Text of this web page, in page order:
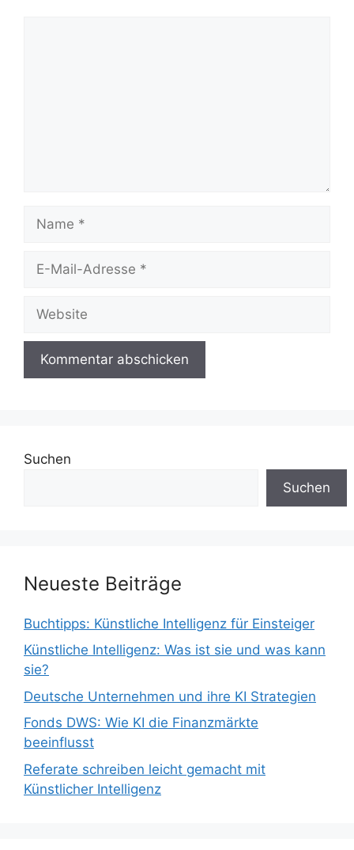
Mail-
Suchen
Suchen
Neueste Beiträge
Buchtipps: Künstliche Intelligenz für Einsteiger
Künstliche Intelligenz: Was ist sie und was kann
sie?
Deutsche Unternehmen und ihre KI Strategien
Fonds DWS: Wie KI die Finanzmärkte
beeinflusst
Referate schreiben leicht gemacht mit
Künstlicher Intelligenz